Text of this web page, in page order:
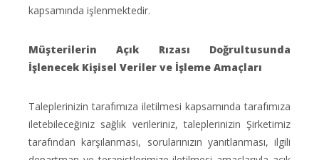
kapsamında işlenmektedir.
Müşterilerin Açık Rızası Doğrultusunda
İşlenecek Kişisel Veriler ve İşleme Amaçları
Taleplerinizin tarafımıza iletilmesi kapsamında tarafımıza
iletebileceğiniz sağlık verileriniz, taleplerinizin Şirketimiz
tarafından karşılanması, sorularınızın yanıtlanması, ilgili